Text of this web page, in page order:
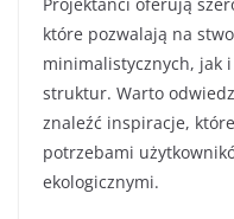
Projektanci oferują
które pozwalają na
minimalistycznych, jak
struktur. Warto
znaleźć inspiracje,
potrzebami
ekologicznymi.